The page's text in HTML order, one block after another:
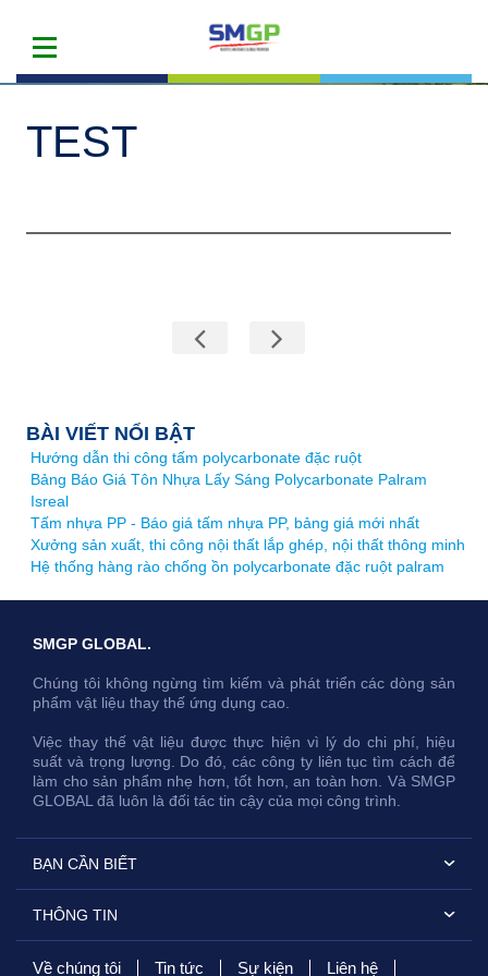
TEST
BÀI VIẾT NỔI BẬT
Hướng dẫn thi công tấm polycarbonate đặc ruột
Bảng Báo Giá Tôn Nhựa Lấy Sáng Polycarbonate Palram
Isreal
Tấm nhựa PP - Báo giá tấm nhựa PP, bảng giá mới nhất
Xưởng sản xuất, thi công nội thất lắp ghép, nội thất thông minh
Hệ thống hàng rào chống ồn polycarbonate đặc ruột palram
SMGP GLOBAL.
Chúng tôi không ngừng tìm kiếm và phát triển các dòng sản
phẩm vật liệu thay thế ứng dụng cao.
Việc thay thế vật liệu được thực hiện vì lý do chi phí, hiệu
suất và trọng lượng. Do đó, các công ty liên tục tìm cách để
làm cho sản phẩm nhẹ hơn, tốt hơn, an toàn hơn. Và SMGP
GLOBAL đã luôn là đối tác tin cậy của mọi công trình.
BẠN CẦN BIẾT
THÔNG TIN
Về chúng tôi Tin tức Sự kiện Liên hệ